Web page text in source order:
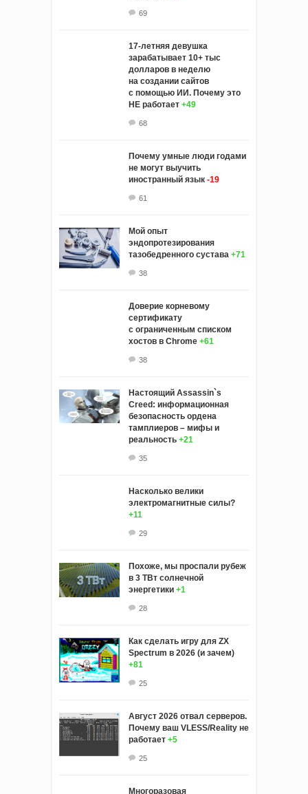
69
17-летняя девушка
зарабатывает 10+ тыс
долларов в неделю
на создании сайтов
с помощью ИИ. Почему это
НЕ работает +49
68
Почему умные люди годами
не могут выучить
иностранный язык -19
61
Мой опыт
эндопротезирования
тазобедренного сустава +71
38
Доверие корневому
сертификату
с ограниченным списком
хостов в Chrome +61
38
Настоящий Assassin`s
Creed: информационная
безопасность ордена
тамплиеров – мифы и
реальность +21
35
Насколько велики
электромагнитные силы?
+11
29
Похоже, мы проспали рубеж
в 3 ТВт солнечной
энергетики +1
28
Как сделать игру для ZX
Spectrum в 2026 (и зачем)
+81
25
Август 2026 отвал серверов.
Почему ваш VLESS/Reality не
работает +5
25
Многоразовая